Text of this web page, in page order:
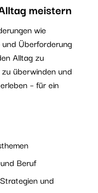
meistern
wie
Überforderung
Alltag zu
überwinden und
– für ein
Beruf
und